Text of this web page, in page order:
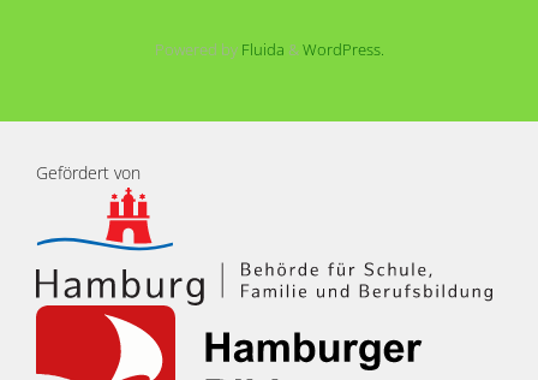
Powered byFluida &WordPress.
Gefördert von